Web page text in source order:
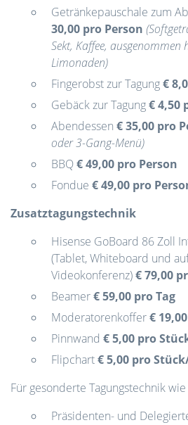
Getränkepauschale zum
30,00 pro Person
Sekt, Kaffee, ausgenommen
Limonaden)
Fingerobst zur Tagung€
Gebäck zur Tagung€ 4,50
Abendessen € 35,00 pro
oder 3-Gang-Menü)
BBQ€ 49,00 pro Person
Fondue € 49,00 pro
Zusatztagungstechnik
Hisense GoBoard 86 Zoll
(Tablet, Whiteboard und
Videokonferenz)€ 79,00
Beamer€ 59,00 pro Tag
Moderatorenkoffer€
Pinnwand € 5,00 pro
Flipchart€ 5,00 pro
Für gesonderte Tagungstechnik wie
Präsidenten- und